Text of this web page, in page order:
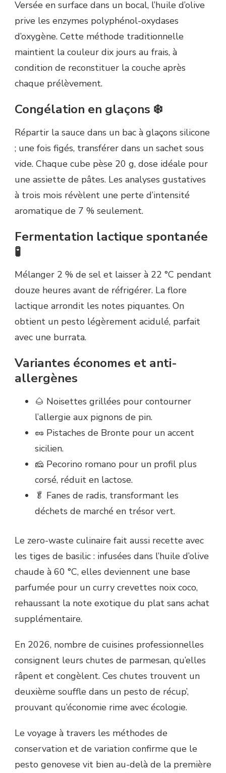
Versée en surface dans un bocal, l’huile d’olive
prive les enzymes polyphénol-oxydases
d’oxygène. Cette méthode traditionnelle
maintient la couleur dix jours au frais, à
condition de reconstituer la couche après
chaque prélèvement.
Congélation en glaçons ❄️
Répartir la sauce dans un bac à glaçons silicone
; une fois figés, transférer dans un sachet sous
vide. Chaque cube pèse 20 g, dose idéale pour
une assiette de pâtes. Les analyses gustatives
à trois mois révèlent une perte d’intensité
aromatique de 7 % seulement.
Fermentation lactique spontanée
🧪
Mélanger 2 % de sel et laisser à 22 °C pendant
douze heures avant de réfrigérer. La flore
lactique arrondit les notes piquantes. On
obtient un pesto légèrement acidulé, parfait
avec une burrata.
Variantes économes et anti-
allergènes
🌰 Noisettes grillées pour contourner
l’allergie aux pignons de pin.
🥜 Pistaches de Bronte pour un accent
sicilien.
🧀 Pecorino romano pour un profil plus
corsé, réduit en lactose.
🥬 Fanes de radis, transformant les
déchets de marché en trésor vert.
Le zero-waste culinaire fait aussi recette avec
les tiges de basilic : infusées dans l’huile d’olive
chaude à 60 °C, elles deviennent une base
parfumée pour un curry crevettes noix coco,
rehaussant la note exotique du plat sans achat
supplémentaire.
En 2026, nombre de cuisines professionnelles
consignent leurs chutes de parmesan, qu’elles
râpent et congèlent. Ces chutes trouvent un
deuxième souffle dans un pesto de récup’,
prouvant qu’économie rime avec écologie.
Le voyage à travers les méthodes de
conservation et de variation confirme que le
pesto genovese vit bien au-delà de la première